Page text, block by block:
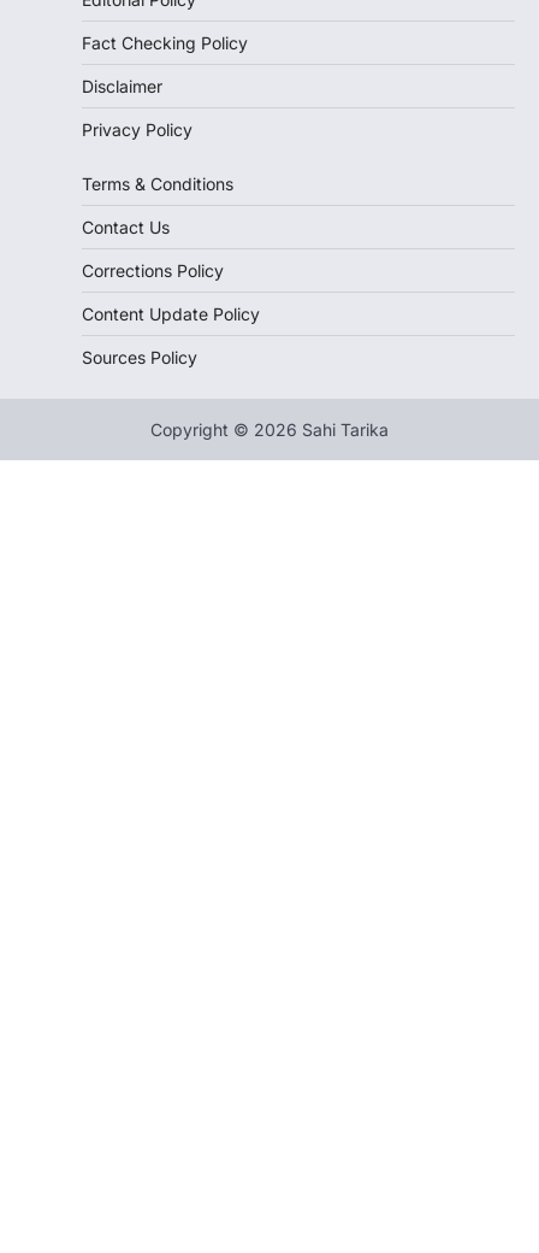
Fact Checking Policy
Disclaimer
Privacy Policy
Terms & Conditions
Contact Us
Corrections Policy
Content Update Policy
Sources Policy